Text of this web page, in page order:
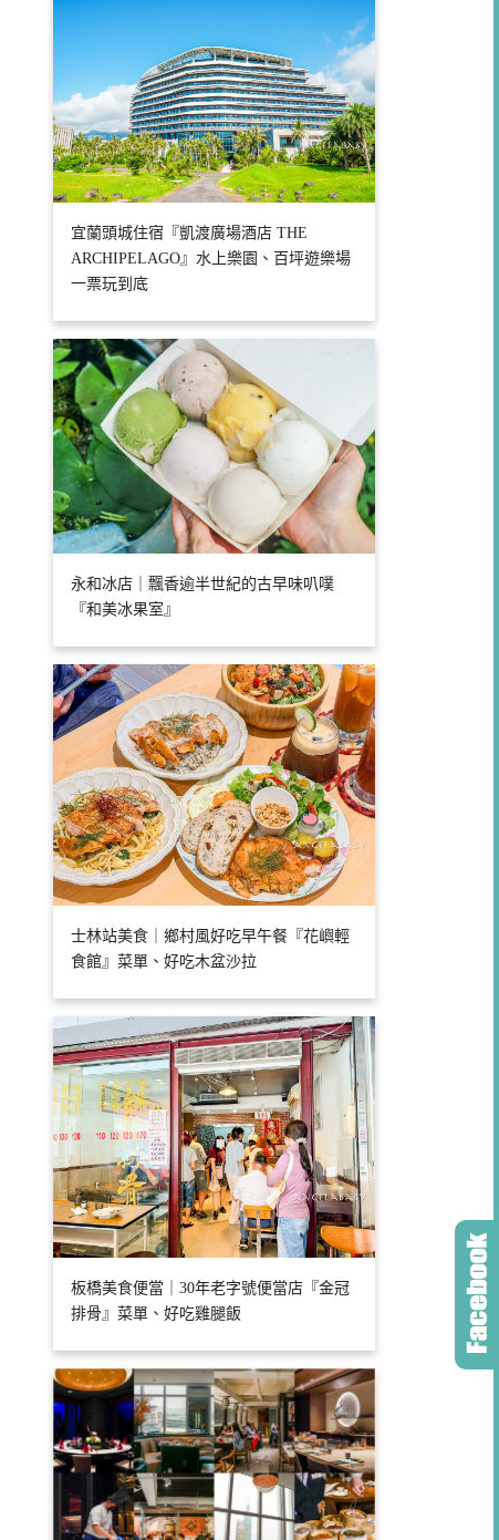
宜蘭頭城住宿『凱渡廣場酒店 THE
ARCHIPELAGO』水上樂園、百坪遊樂場
一票玩到底
永和冰店｜飄香逾半世紀的古早味叭噗
『和美冰果室』
士林站美食｜鄉村風好吃早午餐『花嶼輕
食館』菜單、好吃木盆沙拉
板橋美食便當｜30年老字號便當店『金冠
排骨』菜單、好吃雞腿飯